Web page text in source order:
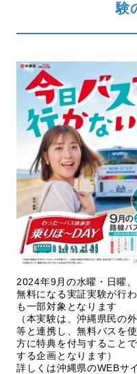
験
2024年9月の水曜・日曜
無料になる実証実験が行
も一部対象となります
（本実験は、沖縄県民の
等と連携し、無料バスを
方に特典を付与すること
する企画となります）
詳しくは沖縄県のWEBサ